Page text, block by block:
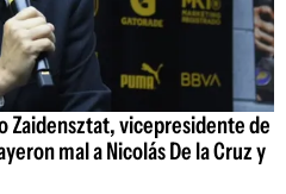
Zaidensztat, vicepresidente de
mal a Nicolás De la Cruz y